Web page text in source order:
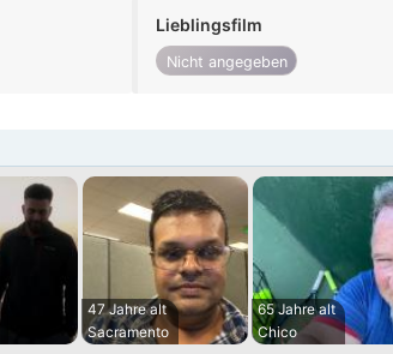
Lieblingsfilm
Nicht angegeben
47 Jahre alt
Sacramento
65 Jahre alt
Chico